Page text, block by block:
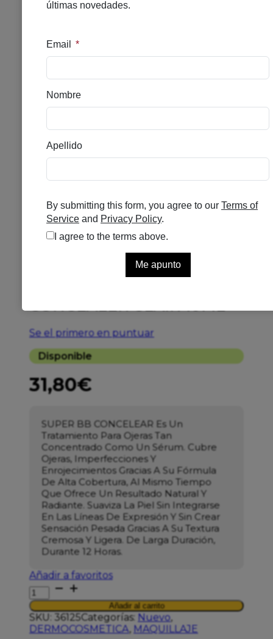
Se el primero en puntuar
Disponible
31,80€
SUPER BB CONCELEAR Es Un
Tratamiento Para Ojeras Tan
Concentrado Como Un Sérum. Cubre
Ojeras, Imperfecciones Y
Enrojecimientos Gracias A Su Fórmula
De Alta Cobertura, Al Mismo Tiempo
Que Ofrece Un Resultado Natural Y
Radiante. Suaviza La Piel Sin Integrarse
En Las Líneas De Expresión Y Sin Crear
Sensación Pesada Gracias A Su Textura
Cremosa Y Ligera. De Larga Duración,
Durante 12 Horas.
Añadir a favoritos
ERBORIAN
SUPER
BB
CONCEALER
CLAIR
Añadir al carrito
SKU: 36125Categorías: Nuevo,
DERMOCOSMETICA, MAQUILLAJE